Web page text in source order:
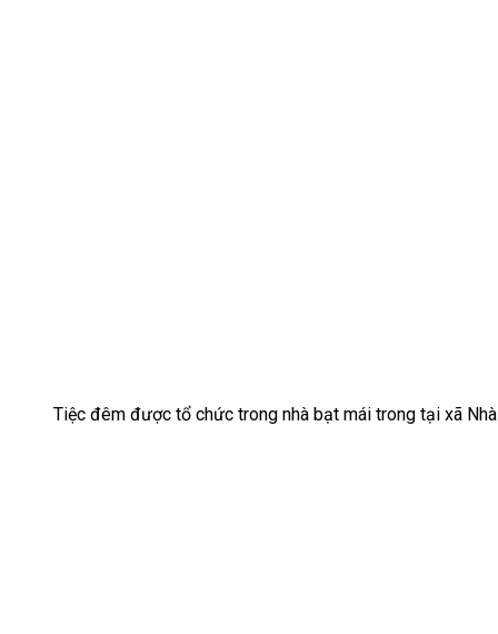
Tiệc đêm được tổ chức trong nhà bạt mái trong tại xã